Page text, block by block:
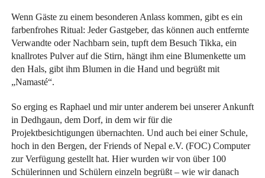
Wenn Gäste zu einem besonderen Anlass kommen, gibt es ein
farbenfrohes Ritual: Jeder Gastgeber, das können auch entfernte
Verwandte oder Nachbarn sein, tupft dem Besuch Tikka, ein
knallrotes Pulver auf die Stirn, hängt ihm eine Blumenkette um
den Hals, gibt ihm Blumen in die Hand und begrüßt mit
„Namasté“.
So erging es Raphael und mir unter anderem bei unserer Ankunft
in Dedhgaun, dem Dorf, in dem wir für die
Projektbesichtigungen übernachten. Und auch bei einer Schule,
hoch in den Bergen, der Friends of Nepal e.V. (FOC) Computer
zur Verfügung gestellt hat. Hier wurden wir von über 100
Schülerinnen und Schülern einzeln begrüßt – wie wir danach